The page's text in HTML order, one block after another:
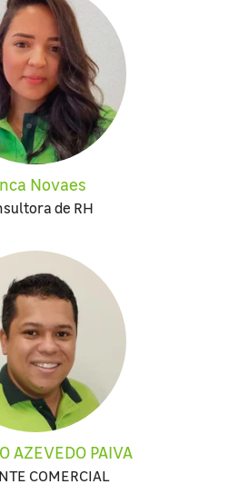
Novaes
de RH
AZEVEDO PAIVA
COMERCIAL